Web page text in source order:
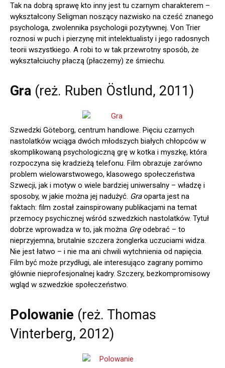
Tak na dobrą sprawę kto inny jest tu czarnym charakterem –
wykształcony Seligman noszący nazwisko na cześć znanego
psychologa, zwolennika psychologii pozytywnej. Von Trier
roznosi w puch i pierzynę mit intelektualisty i jego radosnych
teorii wszystkiego. A robi to w tak przewrotny sposób, że
wykształciuchy płaczą (płaczemy) ze śmiechu.
Gra (reż. Ruben Östlund, 2011)
Szwedzki Göteborg, centrum handlowe. Pięciu czarnych
nastolatków wciąga dwóch młodszych białych chłopców w
skomplikowaną psychologiczną grę w kotka i myszkę, która
rozpoczyna się kradzieżą telefonu. Film obrazuje zarówno
problem wielowarstwowego, klasowego społeczeństwa
Szwecji, jak i motyw o wiele bardziej uniwersalny – władzę i
sposoby, w jakie można jej nadużyć. Graoparta jest na
faktach: film został zainspirowany publikacjami na temat
przemocy psychicznej wśród szwedzkich nastolatków. Tytuł
dobrze wprowadza w to, jak można Gręodebrać – to
nieprzyjemna, brutalnie szczera żonglerka uczuciami widza.
Nie jest łatwo – i nie ma ani chwili wytchnienia od napięcia.
Film być może przydługi, ale interesująco zagrany pomimo
głównie nieprofesjonalnej kadry. Szczery, bezkompromisowy
wgląd w szwedzkie społeczeństwo.
Polowanie (reż. Thomas
Vinterberg, 2012)